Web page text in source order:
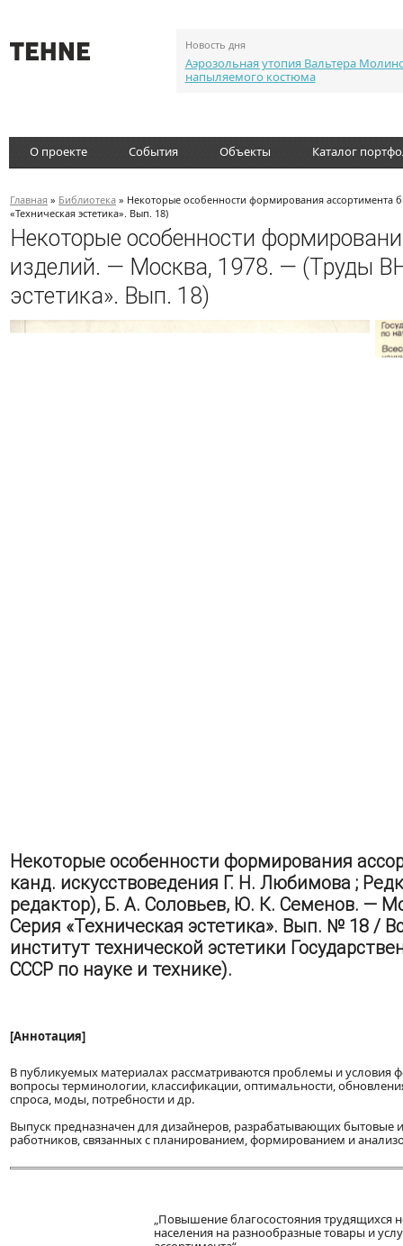
Новость дня
Аэрозольная утопия Вальтера
напыляемого костюма
О проекте События Объекты Каталог
Главная » Библиотека » Некоторые особенности формирования
«Техническая эстетика». Вып. 18)
Некоторые особенности
изделий. — Москва, 1978. — (Труды
эстетика». Вып. 18)
Некоторые особенности формирования
канд. искусствоведения Г. Н. Любимова ;
редактор), Б. А. Соловьев, Ю. К. Семенов. —
Серия «Техническая эстетика». Вып. № 18 /
институт технической эстетики
СССР по науке и технике).
[Аннотация]
В публикуемых материалах рассматриваются проблемы и условия
вопросы терминологии, классификации, оптимальности,
спроса, моды, потребности и др.
Выпуск предназначен для дизайнеров, разрабатывающих бытовые
работников, связанных с планированием, формированием и
„Повышение благосостояния трудящихся
населения на разнообразные товары и